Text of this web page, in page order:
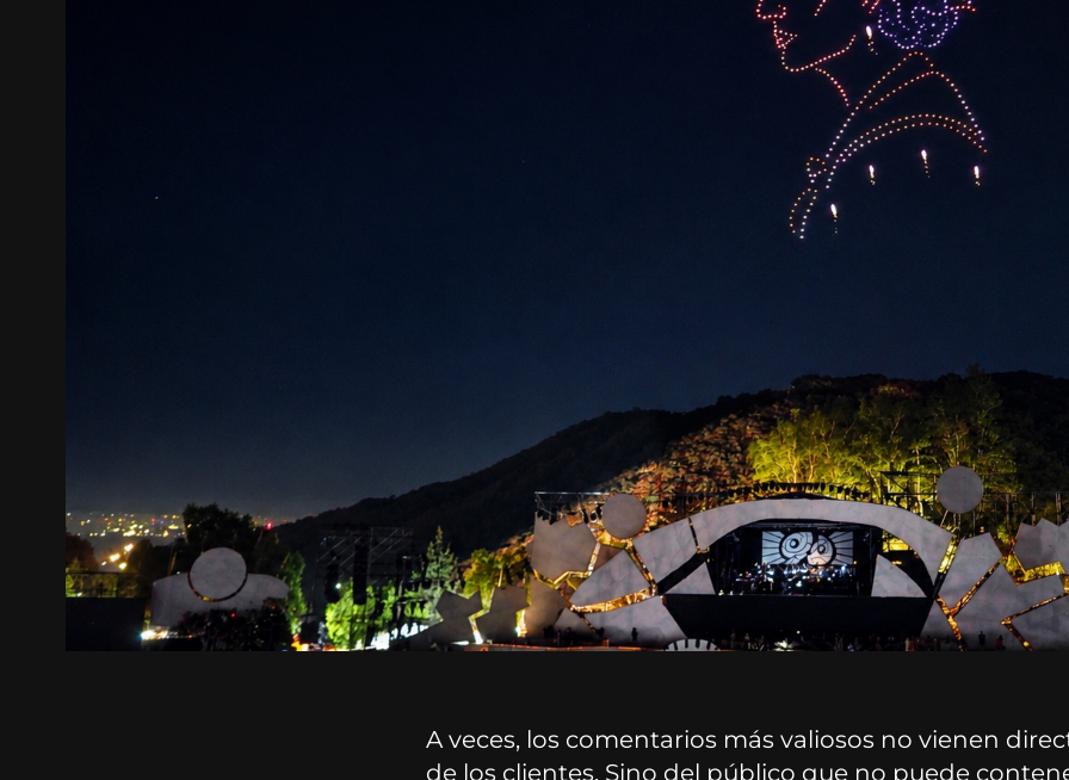
A veces, los comentarios más valiosos no vienen
de los clientes. Sino del público que no puede